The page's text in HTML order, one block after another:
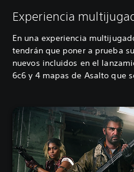
Experiencia
En una experiencia
tendrán que poner a prueba
nuevos incluidos en el
6c6 y 4 mapas de Asalto que